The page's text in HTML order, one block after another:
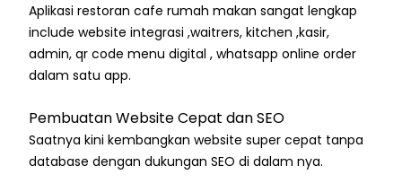
Aplikasi restoran cafe rumah makan sangat lengkap
include website integrasi ,waitrers, kitchen ,kasir,
admin, qr code menu digital , whatsapp online order
dalam satu app.
Pembuatan Website Cepat dan SEO
Saatnya kini kembangkan website super cepat tanpa
database dengan dukungan SEO di dalam nya.